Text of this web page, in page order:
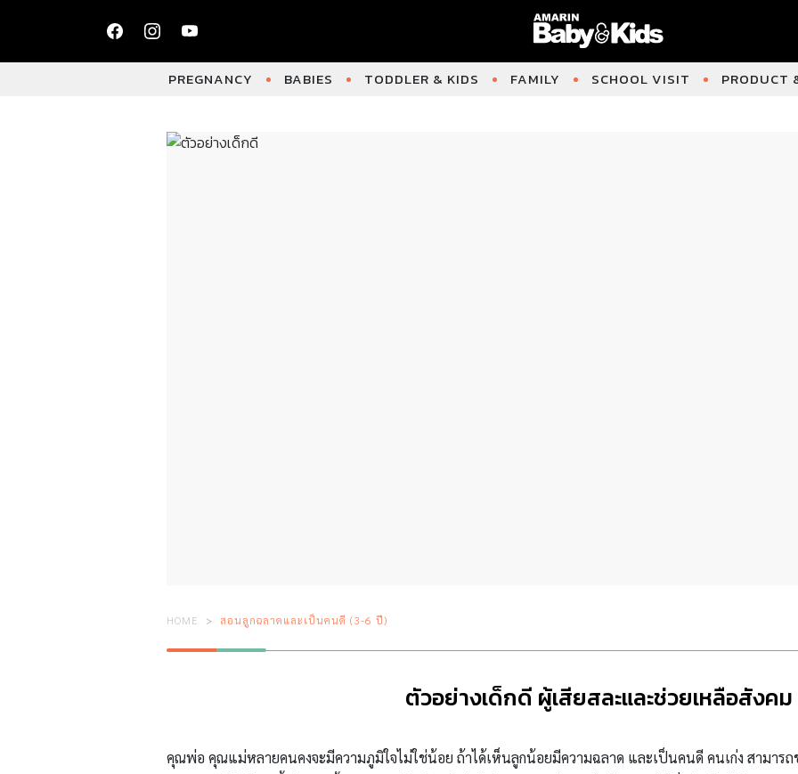
PREGNANCY BABIES TODDLER & KIDS FAMILY SCHOOL VISIT PRODUCT
HOME สอนลูกฉลาดและเป็นคนดี (3-6 ปี)
ตัวอย่างเด็กดี ผู้เสียสละและช่วยเหลือสังคม
คุณพ่อ คุณแม่หลายคนคงจะมีความภูมิใจไม่ใช่น้อย ถ้าได้เห็นลูกน้อยมีความฉลาด และเป็นคนดี คนเก่ง สามารถ